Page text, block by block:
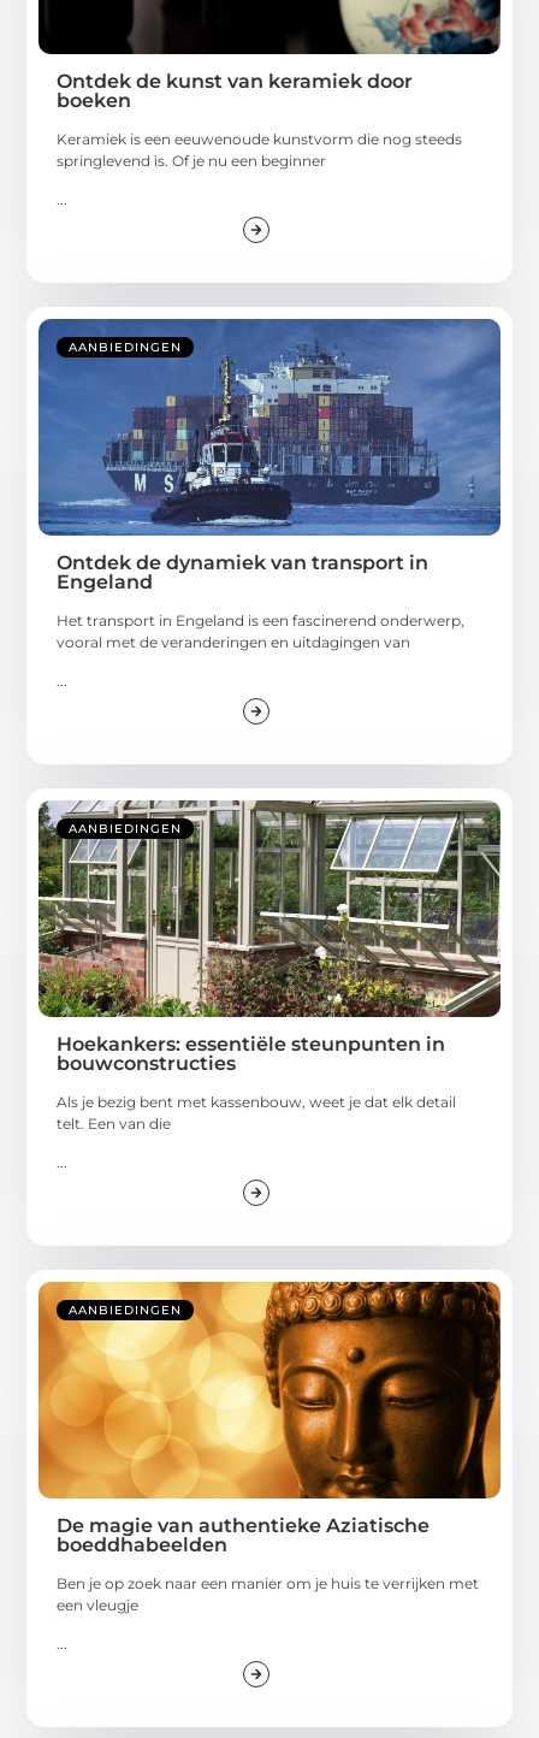
Ontdek de kunst van keramiek door
boeken
Keramiek is een eeuwenoude kunstvorm die nog steeds
springlevend is. Of je nu een beginner
...
AANBIEDINGEN
Ontdek de dynamiek van transport in
Engeland
Het transport in Engeland is een fascinerend onderwerp,
vooral met de veranderingen en uitdagingen van
...
AANBIEDINGEN
Hoekankers: essentiële steunpunten in
bouwconstructies
Als je bezig bent met kassenbouw, weet je dat elk detail
telt. Een van die
...
AANBIEDINGEN
De magie van authentieke Aziatische
boeddhabeelden
Ben je op zoek naar een manier om je huis te verrijken met
een vleugje
...